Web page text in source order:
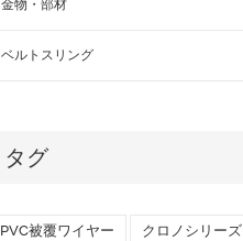
金物・部材
ベルトスリング
タグ
PVC被覆ワイヤー クロノシリーズ